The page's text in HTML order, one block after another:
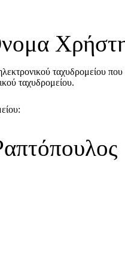
ταχυδρομείου
ταχυδρομείου.